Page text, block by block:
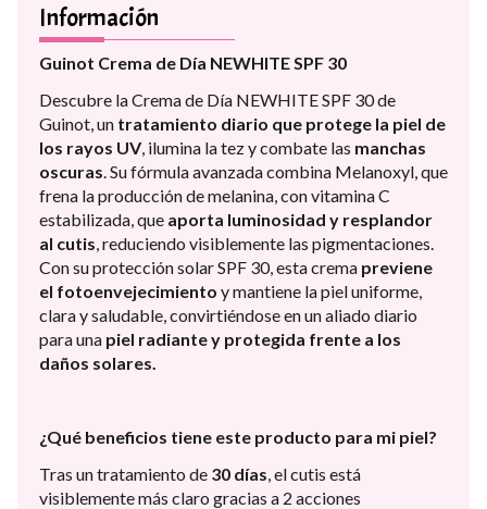
Información
Guinot Crema de Día NEWHITE SPF 30
Descubre la Crema de Día NEWHITE SPF 30 de
Guinot, un tratamiento diario que protege la piel de
los rayos UV, ilumina la tez y combate las manchas
oscuras . Su fórmula avanzada combina Melanoxyl, que
frena la producción de melanina, con vitamina C
estabilizada, que aporta luminosidad y resplandor
al cutis , reduciendo visiblemente las pigmentaciones.
Con su protección solar SPF 30, esta crema previene
el fotoenvejecimiento y mantiene la piel uniforme,
clara y saludable, convirtiéndose en un aliado diario
para una piel radiante y protegida frente a los
daños solares.
¿Qué beneficios tiene este producto para mi piel?
Tras un tratamiento de 30 días , el cutis está
visiblemente más claro gracias a 2 acciones